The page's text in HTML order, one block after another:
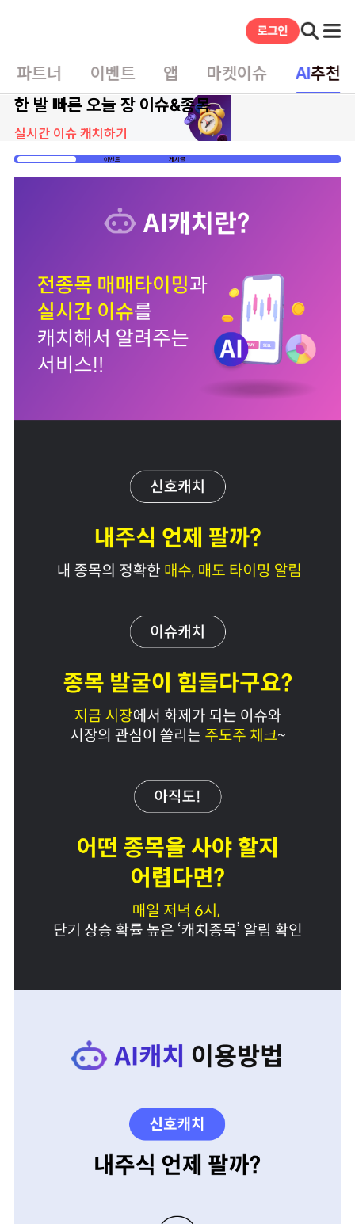
파트너 이벤트 앱 마켓이슈 AI추천
한 발 빠른 오늘 장 이슈&종목
실시간 이슈 캐치하기
이벤트 게시글